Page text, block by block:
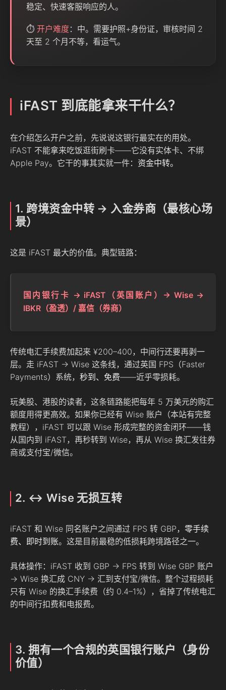
稳定、快速客服响应的人。
⏱️ 开户难度：中。需要护照+身份证，审核时间 2
天至 2 个月不等，看运气。
iFAST 到底能拿来干什么？
在介绍怎么开户之前，先说说这银行最实在的用处。
iFAST 不能拿来吃饭逛街刷卡——它没有实体卡、不绑
Apple Pay。它干的事其实就一件： 资金中转。
1. 跨境资金中转 → 入金券商（最核心场
景）
这是 iFAST 最大的价值。典型链路：
国内银行卡 → iFAST（英国账户）→ Wise →
IBKR（盈透）/ 嘉信（券商）
传统电汇手续费加起来 ¥200–400，中间行还要再剥一
层。走 iFAST → Wise 这条线，通过英国 FPS（Faster
Payments）系统， 秒到、免费——近乎零损耗。
玩美股、港股的读者，这条链路能把每年 5 万美元的购汇
额度用得更高效。如果你已经有 Wise 账户（本站有完整
教程），iFAST 可以跟 Wise 形成完整的资金闭环——钱
从国内到 iFAST，再秒转到 Wise，再从 Wise 换汇发往券
商或支付宝/微信。
2. ↔ Wise 无损互转
iFAST 和 Wise 同名账户之间通过 FPS 转 GBP， 零手续
费、即时到账。这是目前最稳的低损耗跨境路径之一。
具体操作：iFAST 收到 GBP → FPS 转到 Wise GBP 账户
→ Wise 换汇成 CNY → 汇到支付宝/微信。整个过程损耗
只有 Wise 的换汇手续费（约 0.4–1%），省掉了传统电汇
的中间行扣费和电报费。
3. 拥有一个合规的英国银行账户（身份
价值）